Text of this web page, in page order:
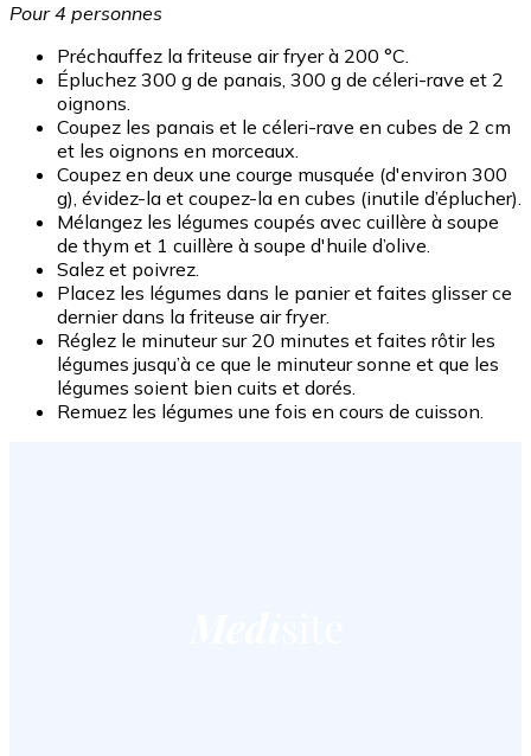
Pour 4 personnes
Préchauffez la friteuse air fryer à 200 °C.
Épluchez 300 g de panais, 300 g de céleri-rave et 2
oignons.
Coupez les panais et le céleri-rave en cubes de 2 cm
et les oignons en morceaux.
Coupez en deux une courge musquée (d'environ 300
g), évidez-la et coupez-la en cubes (inutile d’éplucher).
Mélangez les légumes coupés avec cuillère à soupe
de thym et 1 cuillère à soupe d'huile d’olive.
Salez et poivrez.
Placez les légumes dans le panier et faites glisser ce
dernier dans la friteuse air fryer.
Réglez le minuteur sur 20 minutes et faites rôtir les
légumes jusqu’à ce que le minuteur sonne et que les
légumes soient bien cuits et dorés.
Remuez les légumes une fois en cours de cuisson.